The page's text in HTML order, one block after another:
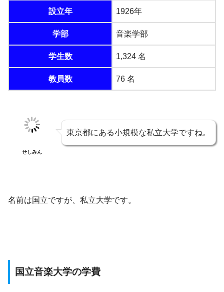
設立年 1926年
学部 音楽学部
学生数 1,324 名
教員数 76 名
せしみん
東京都にある小規模な私立大学ですね。
名前は国立ですが、私立大学です。
国立音楽大学の学費